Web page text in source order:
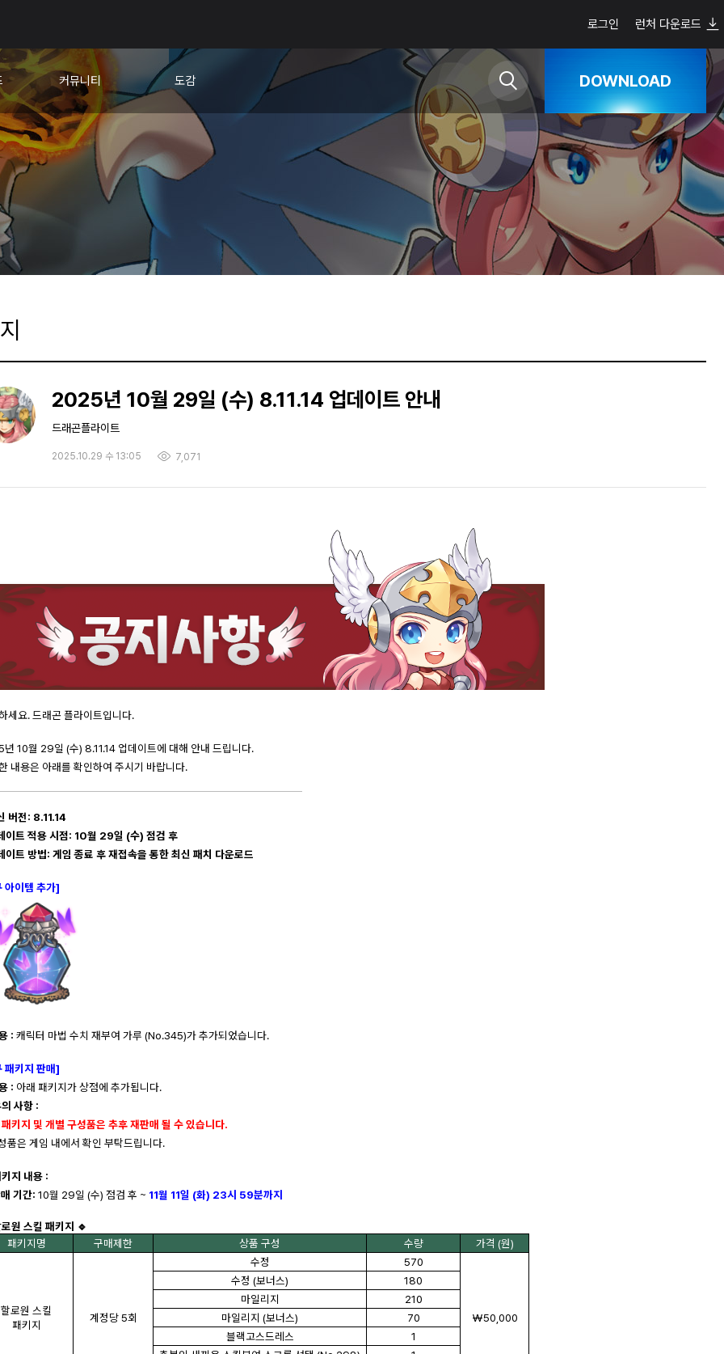
로그인 런처 다운로드
커뮤니티
자유게시판
팁&노하우
건의게시판
도감
캐릭터
새끼용
아이템
DOWNLOAD
Google Play
App Store
2025년 10월 29일 (수) 8.11.14 업데이트 안내
드래곤플라이트
2025.10.29 수 13:05 7,071
세요. 드래곤 플라이트입니다.
10월 29일 (수) 8.11.14 업데이트에 대해 안내 드립니다.
내용은 아래를 확인하여 주시기 바랍니다.
버전: 8.11.14
이트 적용 시점: 10월 29일 (수) 점검 후
이트 방법: 게임 종료 후 재접속을 통한 최신 패치 다운로드
아이템 추가]
: 캐릭터 마법 수치 재부여 가루 (No.345)가 추가되었습니다.
패키지 판매]
: 아래 패키지가 상점에 추가됩니다.
사항 :
키지 및 개별 구성품은 추후 재판매 될 수 있습니다.
품은 게임 내에서 확인 부탁드립니다.
지 내용 :
기간: 10월 29일 (수) 점검 후 ~ 11월 11일 (화) 23시 59분까지
원 스킬 패키지 🔹
패키지명
구매제한 상품 구성 수량 가격 (원)
할로원 스킬
패키지
계정당 5회
수정 570
₩50,000
수정 (보너스)
180
마일리지
210
마일리지 (보너스)
70
블랙고스드레스
1